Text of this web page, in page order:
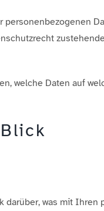
welche Daten auf
was mit Ihren